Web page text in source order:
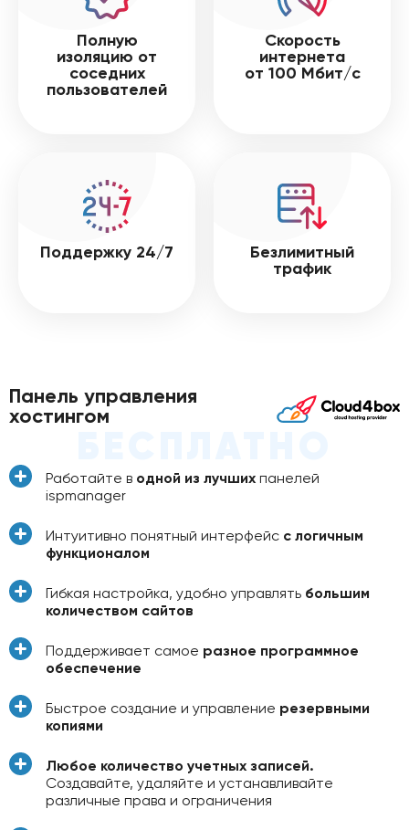
Полную
изоляцию от
соседних
пользователей
Скорость
интернета
от 100 Мбит/с
Поддержку 24/7
Безлимитный
трафик
Панель управления
хостингом
Работайте в одной из лучших панелей
ispmanager
Интуитивно понятный интерфейс с логичным
функционалом
Гибкая настройка, удобно управлять большим
количеством сайтов
Поддерживает самое разное программное
обеспечение
Быстрое создание и управление резервными
копиями
Любое количество учетных записей.
Создавайте, удаляйте и устанавливайте
различные права и ограничения